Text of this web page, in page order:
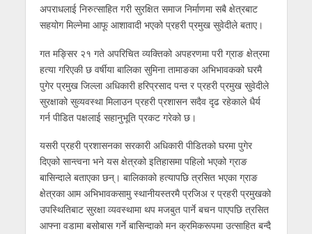
अपराधलाई निरुत्साहित गरी सुरक्षित समाज निर्माणमा सबै क्षेत्रबाट
सहयोग मिल्नेमा आफू आशावादी भएको प्रहरी प्रमुख सुवेदीले बताए।
गत मङ्सिर २१ गते अपरिचित व्यक्तिको अपहरणमा परी ग्राङ क्षेत्रमा
हत्या गरिएकी छ वर्षीया बालिका सुमिना तामाङका अभिभावकको घरमै
पुगेर प्रमुख जिल्ला अधिकारी हरिप्रसाद पन्त र प्रहरी प्रमुख सुवेदीले
सुरक्षाको सुव्यवस्था मिलाउन प्रहरी प्रशासन सदैव दृढ रहेकाले धैर्य
गर्न पीडित पक्षलाई सहानुभूति प्रकट गरेको छ।
यसरी प्रहरी प्रशासनका सरकारी अधिकारी पीडितको घरमा पुगेर
दिएको सान्त्वना भने यस क्षेत्रको इतिहासमा पहिलो भएको ग्राङ
बासिन्दाले बताएका छन्। बालिकाको हत्यापछि त्रसित भएका ग्राङ
क्षेत्रका आम अभिभावकसामु स्थानीयस्तरमै प्रजिअ र प्रहरी प्रमुखको
उपस्थितिबाट सुरक्षा व्यवस्थामा थप मजबुत पार्ने बचन पाएपछि त्रसित
आफ्ना वडामा बसोबास गर्ने बासिन्दाको मन क्रमिकरूपमा उत्साहित बन्दै